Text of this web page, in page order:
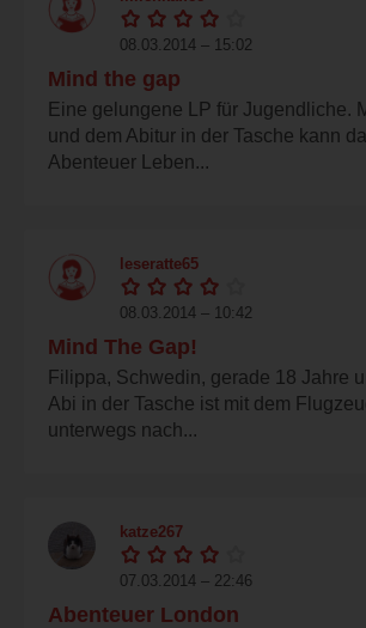
08.03.2014 – 15:02
Mind the gap
Eine gelungene LP für Jugendliche.
und dem Abitur in der Tasche kann
Abenteuer Leben...
leseratte65
08.03.2014 – 10:42
Mind The Gap!
Filippa, Schwedin, gerade 18 Jahre
Abi in der Tasche ist mit dem
unterwegs nach...
katze267
07.03.2014 – 22:46
Abenteuer London